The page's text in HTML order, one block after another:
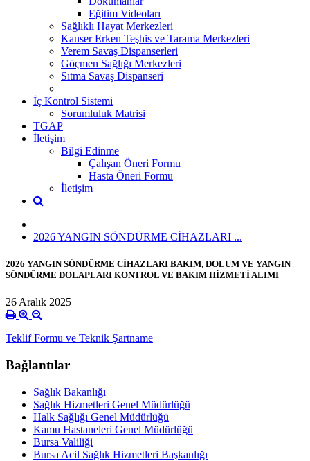
Eğitim Videoları
Sağlıklı Hayat Merkezleri
Kanser Erken Teşhis ve Tarama Merkezleri
Verem Savaş Dispanserleri
Göçmen Sağlığı Merkezleri
Sıtma Savaş Dispanseri
İç Kontrol Sistemi
Sorumluluk Matrisi
TGAP
İletişim
Bilgi Edinme
Çalışan Öneri Formu
Hasta Öneri Formu
İletişim
2026 YANGIN SÖNDÜRME CİHAZLARI ...
2026 YANGIN SÖNDÜRME CİHAZLARI BAKIM, DOLUM VE YANGIN
SÖNDÜRME DOLAPLARI KONTROL VE BAKIM HİZMETİ ALIMI
26 Aralık 2025
Teklif Formu ve Teknik Şartname
Bağlantılar
Sağlık Bakanlığı
Sağlık Hizmetleri Genel Müdürlüğü
Halk Sağlığı Genel Müdürlüğü
Kamu Hastaneleri Genel Müdürlüğü
Bursa Valiliği
Bursa Acil Sağlık Hizmetleri Başkanlığı